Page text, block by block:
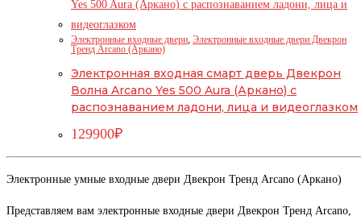
Электронные входные двери, Электронные входные двери Двекрон
Тренд Arcano (Аркано)
Электронная входная смарт дверь Двекрон
Волна Arcano Yes 500 Aura (Аркано) с
распознаванием ладони, лица и видеоглазком
129900₽
Электронные умные входные двери Двекрон Тренд Arcano (Аркано)
Представляем вам электронные входные двери Двекрон Тренд Arcano,